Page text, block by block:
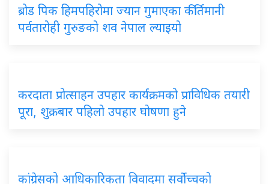
ब्रोड पिक हिमपहिरोमा ज्यान गुमाएका कीर्तिमानी
पर्वतारोही गुरुङको शव नेपाल ल्याइयो
करदाता प्रोत्साहन उपहार कार्यक्रमको प्राविधिक तयारी
पूरा, शुक्रबार पहिलो उपहार घोषणा हुने
कांग्रेसको आधिकारिकता विवादमा सर्वोच्चको